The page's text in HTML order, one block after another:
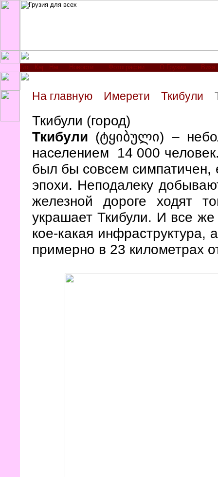
Новости Фотографии О Грузии Виза
На главную Имерети Ткибули
Ткибули (город)
Ткибули (ტყიბული) –
населением 14 000
был бы совсем симпатичен,
эпохи. Неподалеку
железной дороге ходят
украшает Ткибули. И все
кое-какая инфраструктура,
примерно в 23 километрах